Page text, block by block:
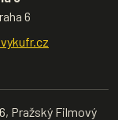
6
Pražský Filmový